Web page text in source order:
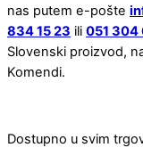
nas putem e-pošte
834 15 23 ili 051 304
Slovenski proizvod,
Komendi.
Dostupno u svim